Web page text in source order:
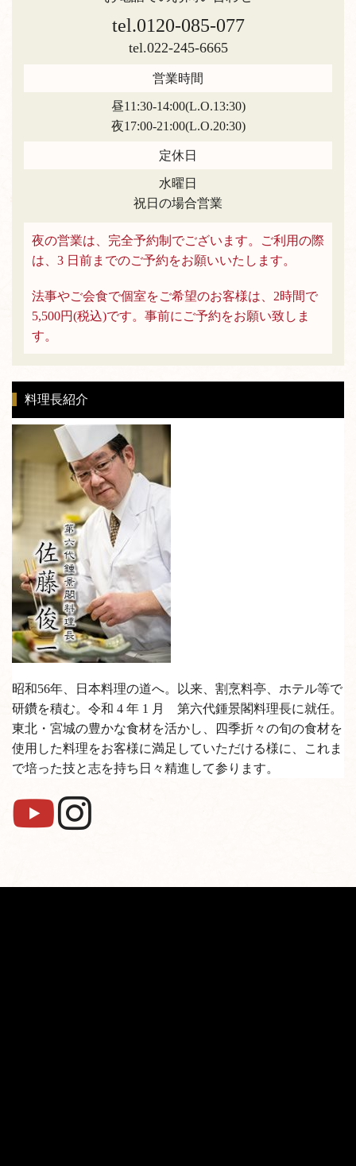
tel.0120-085-077
tel.022-245-6665
営業時間
昼11:30-14:00(L.O.13:30)
夜17:00-21:00(L.O.20:30)
定休日
水曜日
祝日の場合営業
夜の営業は、完全予約制でございます。ご利用の際
は、3 日前までのご予約をお願いいたします。
法事やご会食で個室をご希望のお客様は、2時間で
5,500円(税込)です。事前にご予約をお願い致しま
す。
料理長紹介
昭和56年、日本料理の道へ。以来、割烹料亭、ホテル等で
研鑽を積む。令和 4 年 1 月 第六代鍾景閣料理長に就任。
東北・宮城の豊かな食材を活かし、四季折々の旬の食材を
使用した料理をお客様に満足していただける様に、これま
で培った技と志を持ち日々精進して参ります。